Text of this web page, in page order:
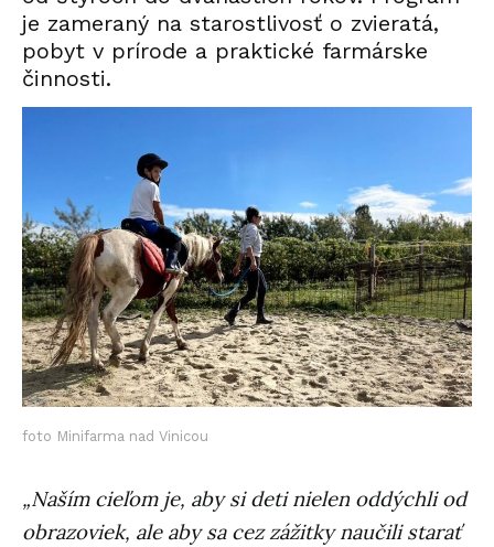
je zameraný na starostlivosť o zvieratá,
pobyt v prírode a praktické farmárske
činnosti.
foto Minifarma nad Vinicou
„Naším cieľom je, aby si deti nielen oddýchli od
obrazoviek, ale aby sa cez zážitky naučili starať